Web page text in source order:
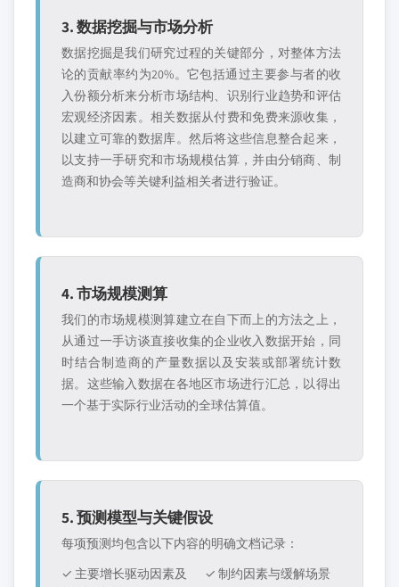
3. 数据挖掘与市场分析
数据挖掘是我们研究过程的关键部分，对整体方法
论的贡献率约为20%。它包括通过主要参与者的收
入份额分析来分析市场结构、识别行业趋势和评估
宏观经济因素。相关数据从付费和免费来源收集，
以建立可靠的数据库。然后将这些信息整合起来，
以支持一手研究和市场规模估算，并由分销商、制
造商和协会等关键利益相关者进行验证。
4. 市场规模测算
我们的市场规模测算建立在自下而上的方法之上，
从通过一手访谈直接收集的企业收入数据开始，同
时结合制造商的产量数据以及安装或部署统计数
据。这些输入数据在各地区市场进行汇总，以得出
一个基于实际行业活动的全球估算值。
5. 预测模型与关键假设
每项预测均包含以下内容的明确文档记录：
✓ 主要增长驱动因素及
✓ 制约因素与缓解场景